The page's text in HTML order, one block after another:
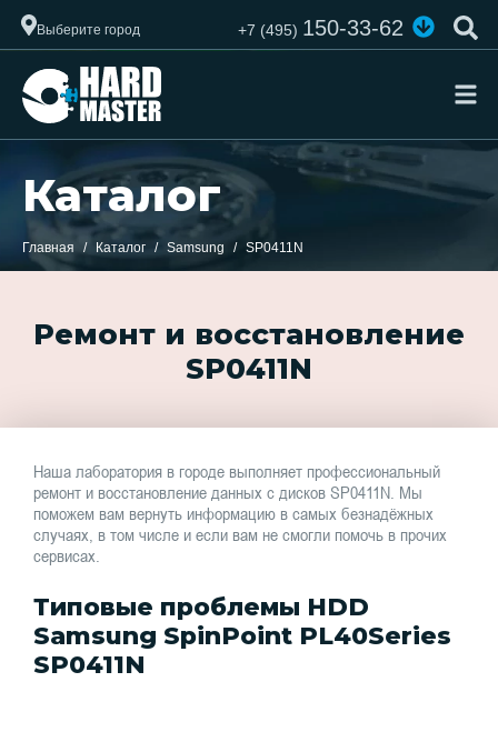
Выберите город +7 (495)150-33-62
Каталог
Главная Каталог Samsung SP0411N
Ремонт и восстановление
SP0411N
Наша лаборатория в городе выполняет профессиональный
ремонт и восстановление данных с дисков SP0411N. Мы
поможем вам вернуть информацию в самых безнадёжных
случаях, в том числе и если вам не смогли помочь в прочих
сервисах.
Типовые проблемы HDD
Samsung SpinPoint PL40Series
SP0411N